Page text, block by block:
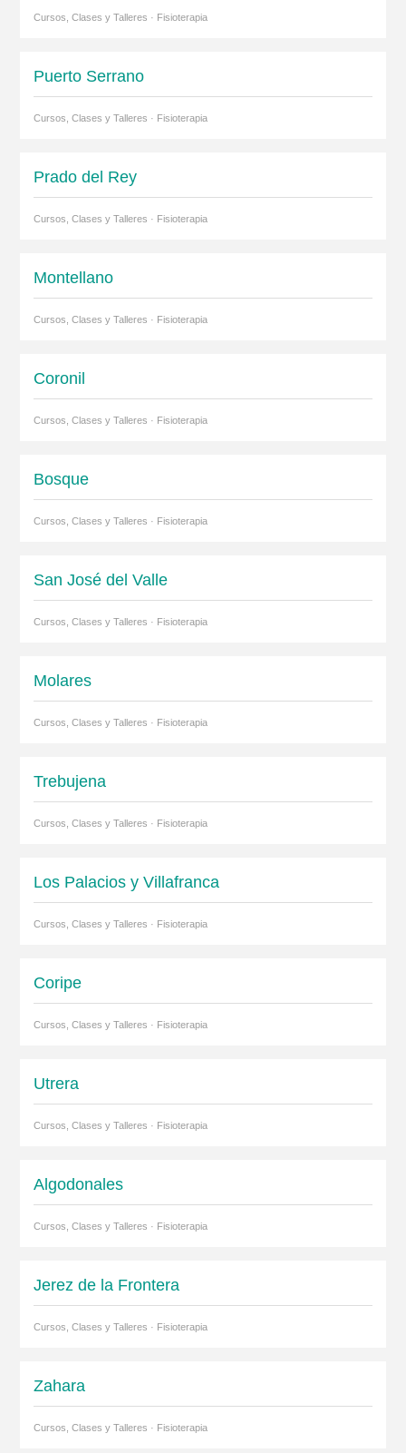
Cursos, Clases y Talleres · Fisioterapia
Puerto Serrano
Cursos, Clases y Talleres · Fisioterapia
Prado del Rey
Cursos, Clases y Talleres · Fisioterapia
Montellano
Cursos, Clases y Talleres · Fisioterapia
Coronil
Cursos, Clases y Talleres · Fisioterapia
Bosque
Cursos, Clases y Talleres · Fisioterapia
San José del Valle
Cursos, Clases y Talleres · Fisioterapia
Molares
Cursos, Clases y Talleres · Fisioterapia
Trebujena
Cursos, Clases y Talleres · Fisioterapia
Los Palacios y Villafranca
Cursos, Clases y Talleres · Fisioterapia
Coripe
Cursos, Clases y Talleres · Fisioterapia
Utrera
Cursos, Clases y Talleres · Fisioterapia
Algodonales
Cursos, Clases y Talleres · Fisioterapia
Jerez de la Frontera
Cursos, Clases y Talleres · Fisioterapia
Zahara
Cursos, Clases y Talleres · Fisioterapia